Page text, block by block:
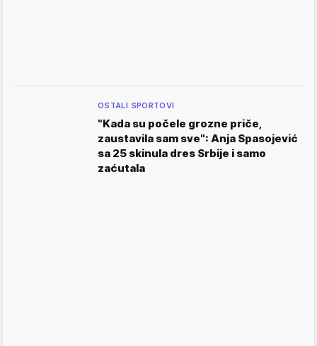
OSTALI SPORTOVI
"Kada su počele grozne priče,
zaustavila sam sve": Anja Spasojević
sa 25 skinula dres Srbije i samo
zaćutala